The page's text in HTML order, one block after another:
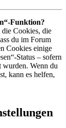
Funktion?
die Cookies, die
du im Forum
Cookies einige
Status – sofern
Wenn du
kann es helfen,